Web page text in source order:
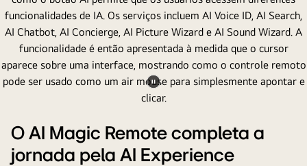
Pausar
O AI Magic Remote completa a
jornada pela AI Experience